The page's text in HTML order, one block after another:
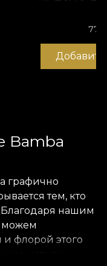
Bamba
графично
тем, кто
Благодаря нашим
можем
и флорой этого
мотивы